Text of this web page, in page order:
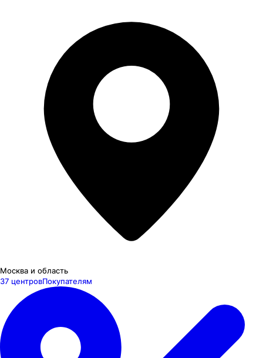
Москва и область
37 центровПокупателям